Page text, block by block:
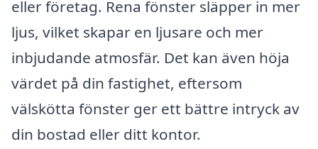
eller företag. Rena fönster släpper in mer
ljus, vilket skapar en ljusare och mer
inbjudande atmosfär. Det kan även höja
värdet på din fastighet, eftersom
välskötta fönster ger ett bättre intryck av
din bostad eller ditt kontor.